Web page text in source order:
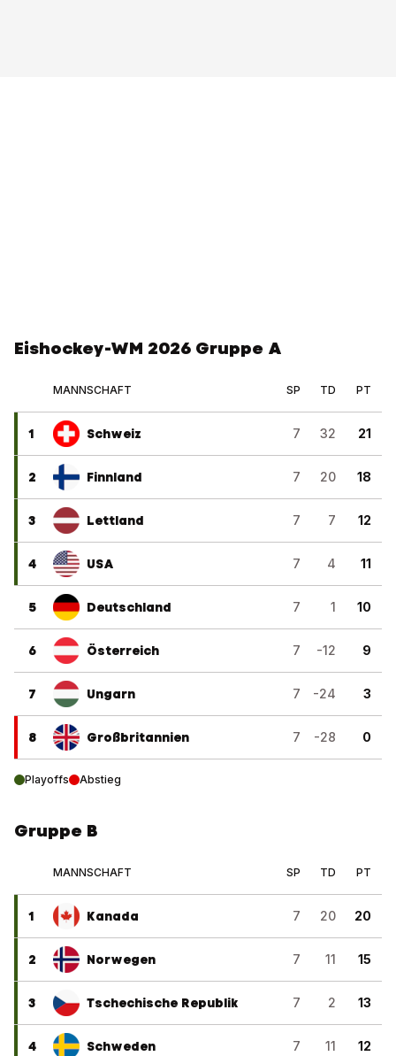
Eishockey-WM 2026 Gruppe A
MANNSCHAFT SP TD PT
1 Schweiz 7 32 21
2 Finnland 7 20 18
3 Lettland 7 7 12
4 USA 7 4 11
5 Deutschland 7 1 10
6 Österreich 7 -12 9
7 Ungarn 7 -24 3
8 Großbritannien 7 -28 0
Playoffs Abstieg
Gruppe B
MANNSCHAFT SP TD PT
1 Kanada 7 20 20
2 Norwegen 7 11 15
3 Tschechische Republik 7 2 13
4 Schweden 7 11 12